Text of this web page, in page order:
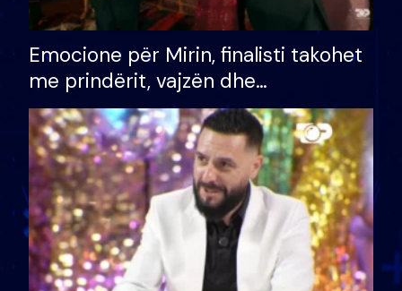
Emocione për Mirin, finalisti takohet
me prindërit, vajzën dhe
bashkëshorten: S’kemi ndonjë letër
divorci apo jo?